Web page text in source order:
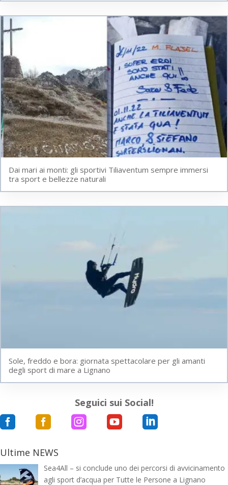
Dai mari ai monti: gli sportivi Tiliaventum sempre immersi
tra sport e bellezze naturali
Sole, freddo e bora: giornata spettacolare per gli amanti
degli sport di mare a Lignano
Seguici sui Social!
    
Ultime NEWS
Sea4All – si conclude uno dei percorsi di avvicinamento
agli sport d’acqua per Tutte le Persone a Lignano